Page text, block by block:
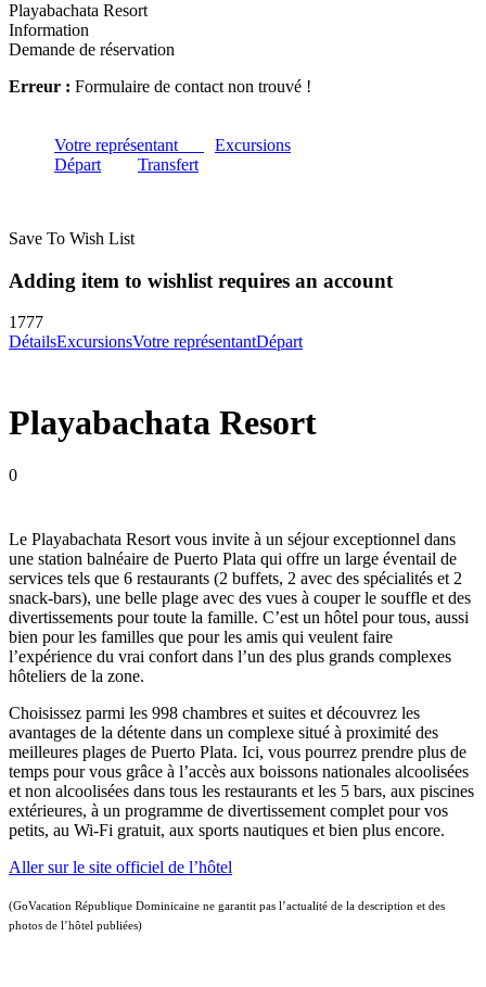
Playabachata Resort
Information
Demande de réservation
Erreur : Formulaire de contact non trouvé !
Votre représentant
Excursions
Départ
Transfert
Save To Wish List
Adding item to wishlist requires an account
1777
DétailsExcursionsVotre représentantDépart
Playabachata Resort
0
Le Playabachata Resort vous invite à un séjour exceptionnel dans
une station balnéaire de Puerto Plata qui offre un large éventail de
services tels que 6 restaurants (2 buffets, 2 avec des spécialités et 2
snack-bars), une belle plage avec des vues à couper le souffle et des
divertissements pour toute la famille. C’est un hôtel pour tous, aussi
bien pour les familles que pour les amis qui veulent faire
l’expérience du vrai confort dans l’un des plus grands complexes
hôteliers de la zone.
Choisissez parmi les 998 chambres et suites et découvrez les
avantages de la détente dans un complexe situé à proximité des
meilleures plages de Puerto Plata. Ici, vous pourrez prendre plus de
temps pour vous grâce à l’accès aux boissons nationales alcoolisées
et non alcoolisées dans tous les restaurants et les 5 bars, aux piscines
extérieures, à un programme de divertissement complet pour vos
petits, au Wi-Fi gratuit, aux sports nautiques et bien plus encore.
Aller sur le site officiel de l’hôtel
(GoVacation République Dominicaine ne garantit pas l’actualité de la description et des
photos de l’hôtel publiées)